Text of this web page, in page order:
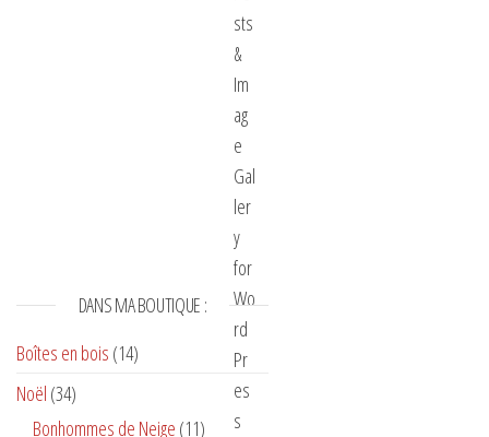
DANS MA BOUTIQUE :
Boîtes en bois (14)
Noël (34)
Bonhommes de Neige (11)